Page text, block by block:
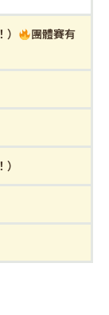
團體賽有